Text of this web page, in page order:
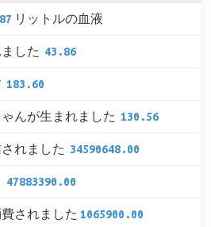
リットルの血液
した 43.86
183.60
んが生まれました 130.56
れました 34590648.00
47883390.00
されました 1065900.00